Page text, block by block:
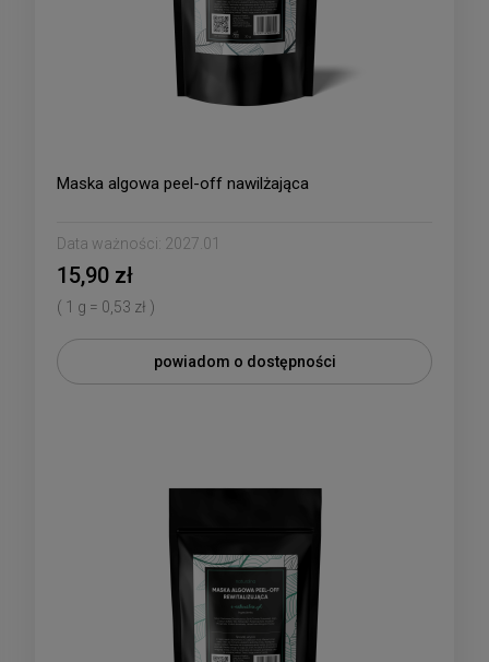
Maska algowa peel-off nawilżająca
Data ważności: 2027.01
15,90 zł
( 1 g = 0,53 zł )
powiadom o dostępności